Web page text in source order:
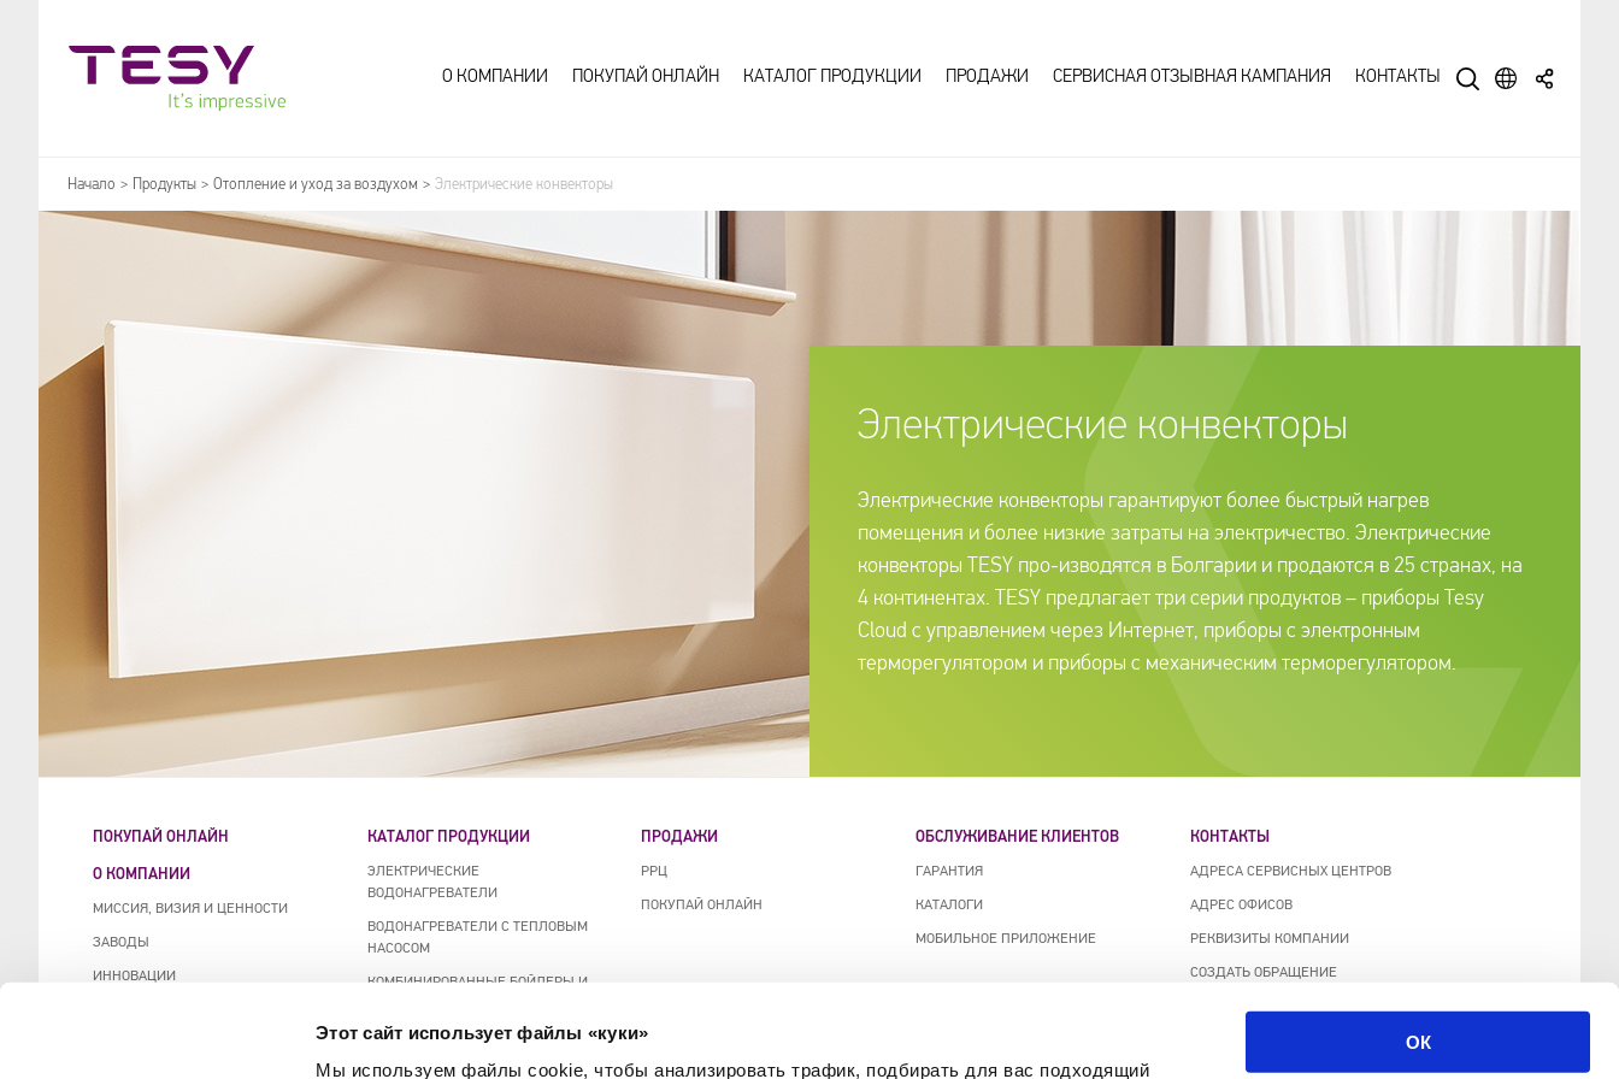
Этот сайт использует файлы «куки»
Мы используем файлы cookie, чтобы анализировать трафик, подбирать для вас подходящий
ОК
О КОМПАНИИ ПОКУПАЙ ОНЛАЙН КАТАЛОГ ПРОДУКЦИИ ПРОДАЖИ СЕРВИСНАЯ ОТЗЫВНАЯ КАМПАНИЯ КОНТАКТЫ
Начало Продукты Отопление и уход за воздухом Электрические конвекторы
Электрические конвекторы
Электрические конвекторы гарантируют более быстрый нагрев
помещения и более низкие затраты на электричество. Электрические
конвекторы TESY про-изводятся в Болгарии и продаются в 25 странах, на
4 континентах. TESY предлагает три серии продуктов – приборы Tesy
Cloud с управлением через Интернет, приборы с электронным
терморегулятором и приборы с механическим терморегулятором.
ПОКУПАЙ ОНЛАЙН
О КОМПАНИИ
МИССИЯ, ВИЗИЯ И ЦЕННОСТИ
ЗАВОДЫ
ИННОВАЦИИ
КАТАЛОГ ПРОДУКЦИИ
ЭЛЕКТРИЧЕСКИЕ
ВОДОНАГРЕВАТЕЛИ
ВОДОНАГРЕВАТЕЛИ С ТЕПЛОВЫМ
НАСОСОМ
КОМБИНИРОВАННЫЕ БОЙЛЕРЫ И
КОСВЕННЫМ НАГРЕВОМ
ПРОДАЖИ
РРЦ
ПОКУПАЙ ОНЛАЙН
ОБСЛУЖИВАНИЕ КЛИЕНТОВ
ГАРАНТИЯ
КАТАЛОГИ
МОБИЛЬНОЕ ПРИЛОЖЕНИЕ
КОНТАКТЫ
АДРЕСА СЕРВИСНЫХ ЦЕНТРОВ
АДРЕС ОФИСОВ
РЕКВИЗИТЫ КОМПАНИИ
СОЗДАТЬ ОБРАЩЕНИЕ